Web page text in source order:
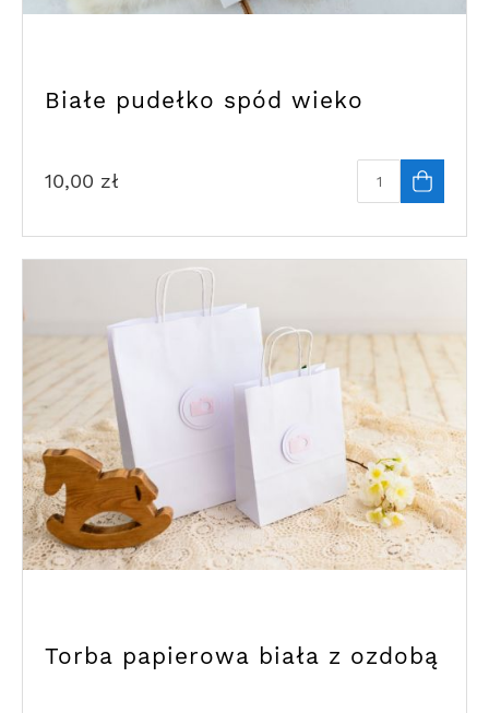
Białe pudełko spód wieko
10,00 zł
Torba papierowa biała z ozdobą